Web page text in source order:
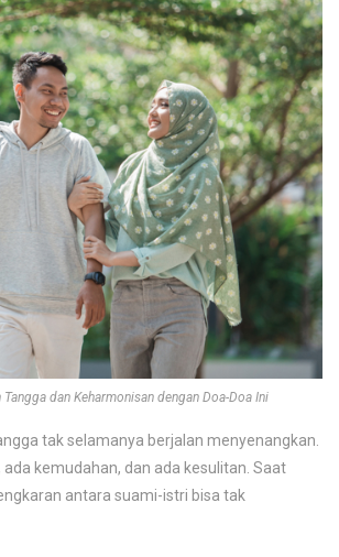
Tangga dan Keharmonisan dengan Doa-Doa Ini
tak selamanya berjalan menyenangkan.
ada kemudahan, dan ada kesulitan. Saat
antara suami-istri bisa tak